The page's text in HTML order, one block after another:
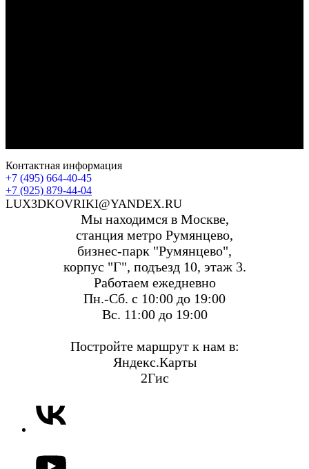
Контактная информация
+7 (495) 664-40-45
+7 (925) 879-44-04
LUX3DKOVRIKI@YANDEX.RU
Мы находимся в Москве,
станция метро Румянцево,
бизнес-парк "Румянцево",
корпус "Г", подъезд 10, этаж 3.
Работаем ежедневно
Пн.-Сб. с 10:00 до 19:00
Вс. 11:00 до 19:00
Постройте маршрут к нам в:
Яндекс.Карты
2Гис